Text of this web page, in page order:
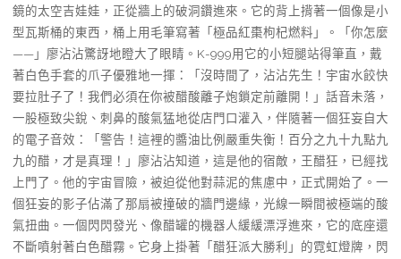
鏡的太空吉娃娃，正從牆上的破洞鑽進來。它的背上揹著一個像是小
型瓦斯桶的東西，桶上用毛筆寫著「極品紅棗枸杞燃料」。「你怎麼
——」廖沾沾驚訝地瞪大了眼睛。K-999用它的小短腿站得筆直，戴
著白色手套的爪子優雅地一揮：「沒時間了，沾沾先生！宇宙水餃快
要拉肚子了！我們必須在你被醋酸離子炮鎖定前離開！」話音未落，
一股極致尖銳、刺鼻的酸氣猛地從店門口灌入，伴隨著一個狂妄自大
的電子音效：「警告！這裡的醬油比例嚴重失衡！百分之九十九點九
九的醋，才是真理！」廖沾沾知道，這是他的宿敵，王醋狂，已經找
上門了。他的宇宙冒險，被迫從他對蒜泥的焦慮中，正式開始了。一
個狂妄的影子佔滿了那扇被撞破的牆門邊緣，光線一瞬間被極端的酸
氣扭曲。一個閃閃發光、像醋罐的機器人緩緩漂浮進來，它的底座還
不斷噴射著白色醋霧。它身上掛著「醋狂派大勝利」的霓虹燈牌，閃